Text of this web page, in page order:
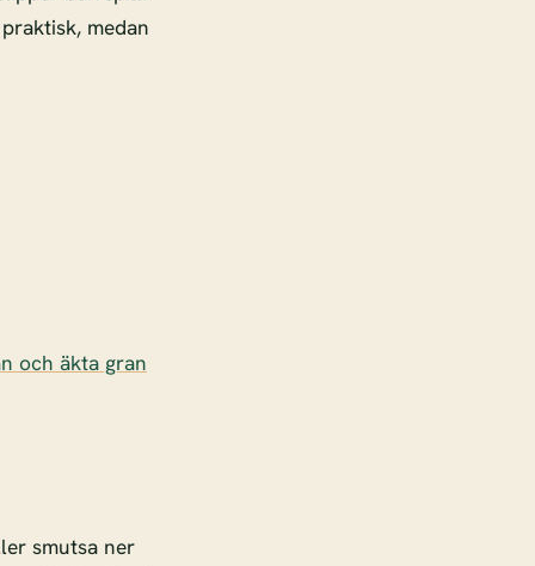
medan
och äkta gran
smutsa ner